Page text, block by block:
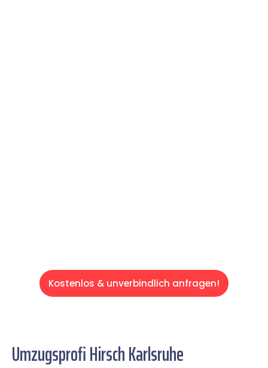
Kostenlos & unverbindlich anfragen!
Umzugsprofi Hirsch Karlsruhe